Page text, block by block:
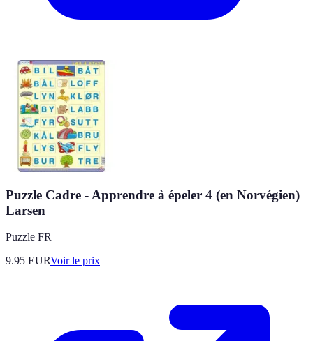
Puzzle Cadre - Apprendre à épeler 4 (en Norvégien)
Larsen
Puzzle FR
9.95 EURVoir le prix